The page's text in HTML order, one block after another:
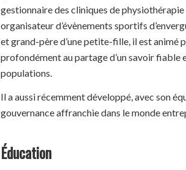
gestionnaire des cliniques de
organisateur d’évènements sportifs
et grand-père d’une petite-fille, il est
profondément au partage d’un savoir fiable
populations.
Il a aussi récemment développé, avec son
gouvernance affranchie dans le monde
Éducation